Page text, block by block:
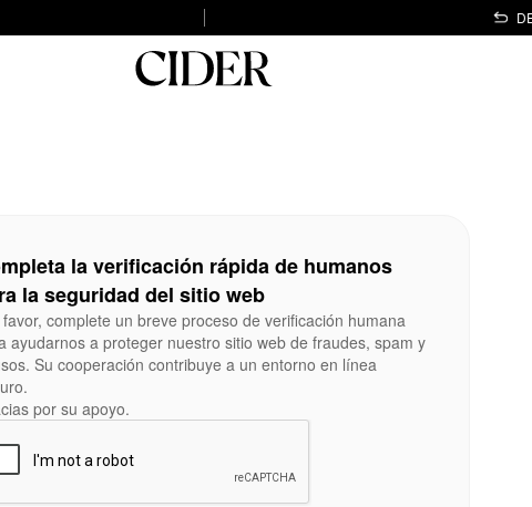
la verificación rápida de humanos
la seguridad del sitio web
favor, complete un breve proceso de verificación humana
ayudarnos a proteger nuestro sitio web de fraudes, spam y
Su cooperación contribuye a un entorno en línea
por su apoyo.